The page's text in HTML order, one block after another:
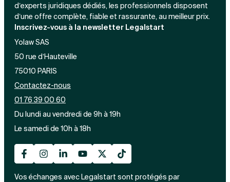
d’experts juridiques dédiés, les professionnels disposent
d’une offre complète, fiable et rassurante, au meilleur prix.
Inscrivez-vous à la newsletter Legalstart
Yolaw SAS
50 rue d’Hauteville
75010 PARIS
Contactez-nous
01 76 39 00 60
Du lundi au vendredi de 9h à 19h
Le samedi de 10h à 18h
Vos échanges avec Legalstart sont protégés par